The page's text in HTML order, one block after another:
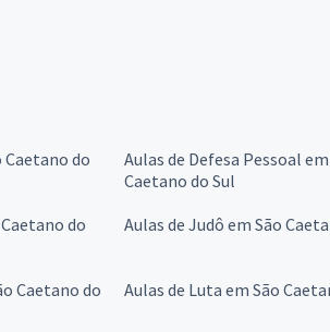
Caetano do
Aulas de Defesa Pessoal
Caetano do Sul
do
Aulas de Judô em São
Caetano do
Aulas de Luta em São